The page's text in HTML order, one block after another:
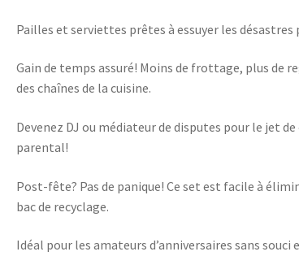
Pailles et serviettes prêtes à essuyer les désastres
Gain de temps assuré! Moins de frottage, plus de
des chaînes de la cuisine.
Devenez DJ ou médiateur de disputes pour le jet
parental!
Post-fête? Pas de panique! Ce set est facile à
bac de recyclage.
Idéal pour les amateurs d’anniversaires sans souci